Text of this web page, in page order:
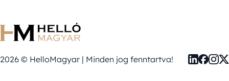
2026 © HelloMagyar | Minden jog fenntartva!